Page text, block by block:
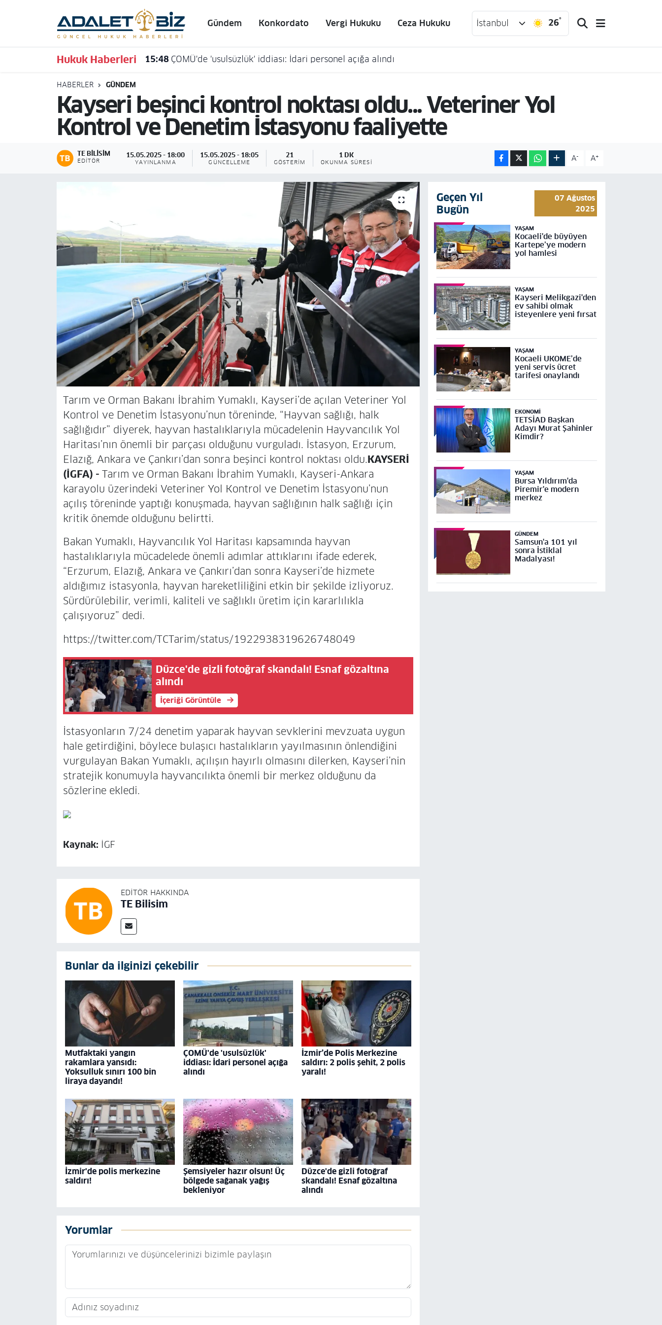
Gündem Konkordato Vergi Hukuku Ceza Hukuku İstanbul 26°
Hukuk Haberleri 15:48 ÇOMÜ'de 'usulsüzlük' iddiası: İdari personel açığa alındı
HABERLER GÜNDEM
Kayseri beşinci kontrol noktası oldu... Veteriner Yol
Kontrol ve Denetim İstasyonu faaliyette
TE BILISIM
EDITÖR
15.05.2025 - 18:00
YAYINLANMA
15.05.2025 - 18:05
GÜNCELLEME
21
GÖSTERIM
1 DK
OKUNMA SÜRESI A- A+
Tarım ve Orman Bakanı İbrahim Yumaklı, Kayseri’de açılan Veteriner Yol
Kontrol ve Denetim İstasyonu’nun töreninde, “Hayvan sağlığı, halk
sağlığıdır” diyerek, hayvan hastalıklarıyla mücadelenin Hayvancılık Yol
Haritası’nın önemli bir parçası olduğunu vurguladı. İstasyon, Erzurum,
Elazığ, Ankara ve Çankırı’dan sonra beşinci kontrol noktası oldu.KAYSERİ
(İGFA) - Tarım ve Orman Bakanı İbrahim Yumaklı, Kayseri-Ankara
karayolu üzerindeki Veteriner Yol Kontrol ve Denetim İstasyonu’nun
açılış töreninde yaptığı konuşmada, hayvan sağlığının halk sağlığı için
kritik önemde olduğunu belirtti.
Bakan Yumaklı, Hayvancılık Yol Haritası kapsamında hayvan
hastalıklarıyla mücadelede önemli adımlar attıklarını ifade ederek,
“Erzurum, Elazığ, Ankara ve Çankırı’dan sonra Kayseri’de hizmete
aldığımız istasyonla, hayvan hareketliliğini etkin bir şekilde izliyoruz.
Sürdürülebilir, verimli, kaliteli ve sağlıklı üretim için kararlılıkla
çalışıyoruz” dedi.
https://twitter.com/TCTarim/status/1922938319626748049
Düzce'de gizli fotoğraf skandalı! Esnaf gözaltına
alındı
İçeriği Görüntüle
İstasyonların 7/24 denetim yaparak hayvan sevklerini mevzuata uygun
hale getirdiğini, böylece bulaşıcı hastalıkların yayılmasının önlendiğini
vurgulayan Bakan Yumaklı, açılışın hayırlı olmasını dilerken, Kayseri’nin
stratejik konumuyla hayvancılıkta önemli bir merkez olduğunu da
sözlerine ekledi.
Kaynak: İGF
EDITÖR HAKKINDA
TE Bilisim
Bunlar da ilginizi çekebilir
Mutfaktaki yangın
rakamlara yansıdı:
Yoksulluk sınırı 100 bin
liraya dayandı!
ÇOMÜ'de 'usulsüzlük'
iddiası: İdari personel açığa
alındı
İzmir’de Polis Merkezine
saldırı: 2 polis şehit, 2 polis
yaralı!
İzmir'de polis merkezine
saldırı!
Şemsiyeler hazır olsun! Üç
bölgede sağanak yağış
bekleniyor
Düzce'de gizli fotoğraf
skandalı! Esnaf gözaltına
alındı
Yorumlar
Geçen Yıl
Bugün
07 Ağustos
2025
YAŞAM
Kocaeli'de büyüyen
Kartepe’ye modern
yol hamlesi
YAŞAM
Kayseri Melikgazi'den
ev sahibi olmak
isteyenlere yeni fırsat
YAŞAM
Kocaeli UKOME’de
yeni servis ücret
tarifesi onaylandı
EKONOMI
TETSİAD Başkan
Adayı Murat Şahinler
Kimdir?
YAŞAM
Bursa Yıldırım'da
Piremir'e modern
merkez
GÜNDEM
Samsun'a 101 yıl
sonra İstiklal
Madalyası!
Hava Durumu
Trafik Durumu
Süper Lig Puan Durumu ve Fikstür
Tüm Manşetler
Son Dakika Haberleri
Haber Arşivi